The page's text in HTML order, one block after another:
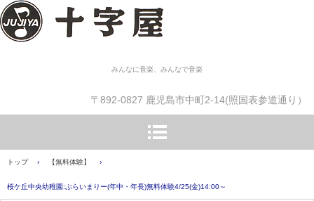
みんなに音楽、みんなで音楽
〒892-0827 鹿児島市中町2-14(照国表参道通り）
トップ › 【無料体験】 ›
桜ケ丘中央幼稚園:ぷらいまりー(年中・年長)無料体験4/25(金)14:00～